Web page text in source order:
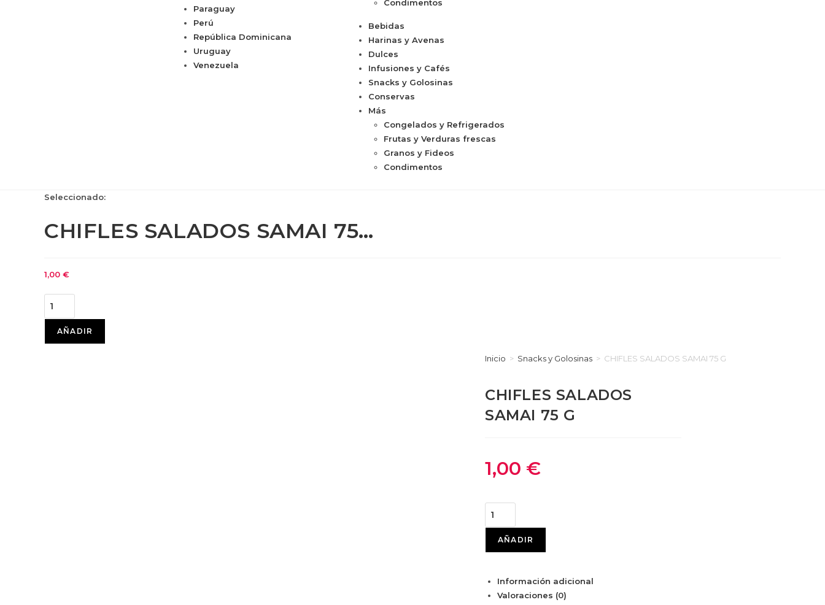
Paraguay
Perú
República Dominicana
Uruguay
Venezuela
Condimentos
Bebidas
Harinas y Avenas
Dulces
Infusiones y Cafés
Snacks y Golosinas
Conservas
Más
Congelados y Refrigerados
Frutas y Verduras frescas
Granos y Fideos
Condimentos
Seleccionado:
CHIFLES SALADOS SAMAI 75…
1,00 €
AÑADIR
Inicio > Snacks y Golosinas > CHIFLES SALADOS SAMAI 75 G
CHIFLES SALADOS
SAMAI 75 G
1,00 €
AÑADIR
Información adicional
Valoraciones (0)